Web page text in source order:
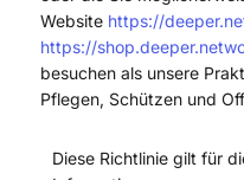
Website https://
https://
besuchen als unsere
Pflegen, Schützen und
Diese Richtlinie gilt für